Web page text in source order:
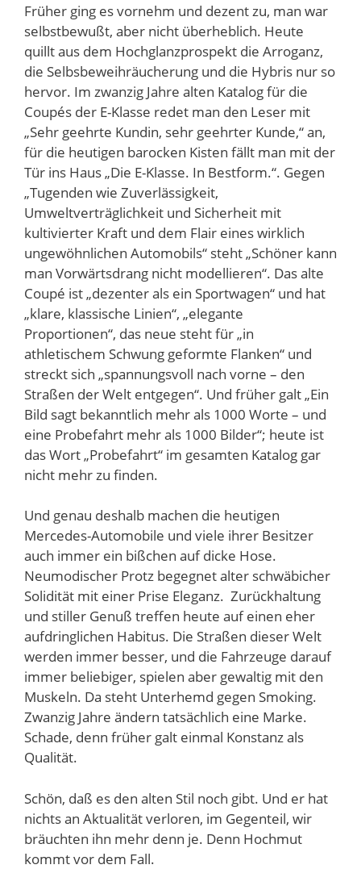
Früher ging es vornehm und dezent zu, man war
selbstbewußt, aber nicht überheblich. Heute
quillt aus dem Hochglanzprospekt die Arroganz,
die Selbsbeweihräucherung und die Hybris nur so
hervor. Im zwanzig Jahre alten Katalog für die
Coupés der E-Klasse redet man den Leser mit
„Sehr geehrte Kundin, sehr geehrter Kunde,“ an,
für die heutigen barocken Kisten fällt man mit der
Tür ins Haus „Die E-Klasse. In Bestform.“. Gegen
„Tugenden wie Zuverlässigkeit,
Umweltverträglichkeit und Sicherheit mit
kultivierter Kraft und dem Flair eines wirklich
ungewöhnlichen Automobils“ steht „Schöner kann
man Vorwärtsdrang nicht modellieren“. Das alte
Coupé ist „dezenter als ein Sportwagen“ und hat
„klare, klassische Linien“, „elegante
Proportionen“, das neue steht für „in
athletischem Schwung geformte Flanken“ und
streckt sich „spannungsvoll nach vorne – den
Straßen der Welt entgegen“. Und früher galt „Ein
Bild sagt bekanntlich mehr als 1000 Worte – und
eine Probefahrt mehr als 1000 Bilder“; heute ist
das Wort „Probefahrt“ im gesamten Katalog gar
nicht mehr zu finden.
Und genau deshalb machen die heutigen
Mercedes-Automobile und viele ihrer Besitzer
auch immer ein bißchen auf dicke Hose.
Neumodischer Protz begegnet alter schwäbicher
Solidität mit einer Prise Eleganz. Zurückhaltung
und stiller Genuß treffen heute auf einen eher
aufdringlichen Habitus. Die Straßen dieser Welt
werden immer besser, und die Fahrzeuge darauf
immer beliebiger, spielen aber gewaltig mit den
Muskeln. Da steht Unterhemd gegen Smoking.
Zwanzig Jahre ändern tatsächlich eine Marke.
Schade, denn früher galt einmal Konstanz als
Qualität.
Schön, daß es den alten Stil noch gibt. Und er hat
nichts an Aktualität verloren, im Gegenteil, wir
bräuchten ihn mehr denn je. Denn Hochmut
kommt vor dem Fall.